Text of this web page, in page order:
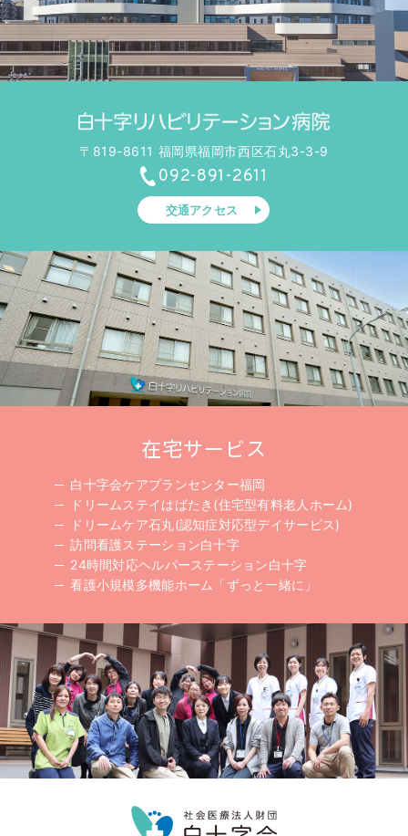
〒819-8611 福岡県福岡市西区石丸3-3-9
092-891-2611
交通アクセス
在宅サービス
白十字会ケアプランセンター福岡
ドリームステイはばたき(住宅型有料老人ホーム)
ドリームケア石丸(認知症対応型デイサービス)
訪問看護ステーション白十字
24時間対応ヘルパーステーション白十字
看護小規模多機能ホーム「ずっと一緒に」